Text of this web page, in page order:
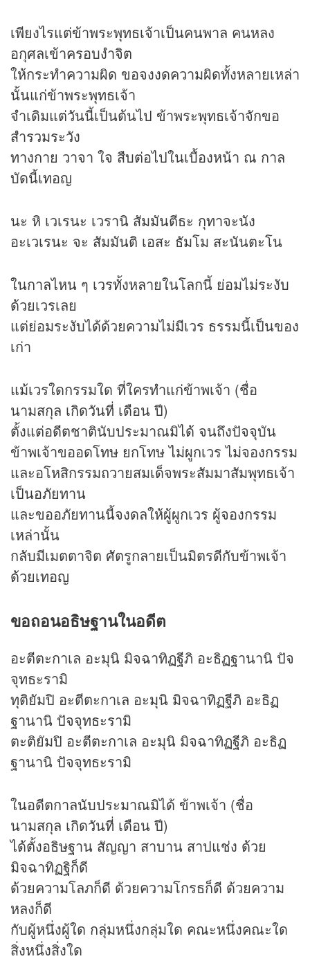
เพียงไรแต่ข้าพระพุทธเจ้าเป็นคนพาล คนหลง
อกุศลเข้าครอบงำจิต
ให้กระทำความผิด ขอจงงดความผิดทั้งหลายเหล่า
นั้นแก่ข้าพระพุทธเจ้า
จำเดิมแต่วันนี้เป็นต้นไป ข้าพระพุทธเจ้าจักขอ
สำรวมระวัง
ทางกาย วาจา ใจ สืบต่อไปในเบื้องหน้า ณ กาล
บัดนี้เทอญ
นะ หิ เวเรนะ เวรานิ สัมมันตีธะ กุทาจะนัง
อะเวเรนะ จะ สัมมันติ เอสะ ธัมโม สะนันตะโน
ในกาลไหน ๆ เวรทั้งหลายในโลกนี้ ย่อมไม่ระงับ
ด้วยเวรเลย
แต่ย่อมระงับได้ด้วยความไม่มีเวร ธรรมนี้เป็นของ
เก่า
แม้เวรใดกรรมใด ที่ใครทำแก่ข้าพเจ้า (ชื่อ
นามสกุล เกิดวันที่ เดือน ปี)
ตั้งแต่อดีตชาตินับประมาณมิได้ จนถึงปัจจุบัน
ข้าพเจ้าขออดโทษ ยกโทษ ไม่ผูกเวร ไม่จองกรรม
และอโหสิกรรมถวายสมเด็จพระสัมมาสัมพุทธเจ้า
เป็นอภัยทาน
และขออภัยทานนี้จงดลให้ผู้ผูกเวร ผู้จองกรรม
เหล่านั้น
กลับมีเมตตาจิต ศัตรูกลายเป็นมิตรดีกับข้าพเจ้า
ด้วยเทอญ
ขอถอนอธิษฐานในอดีต
อะตีตะกาเล อะมุนิ มิจฉาทิฏฐีภิ อะธิฏฐานานิ ปัจ
จุทธะรามิ
ทุติยัมปิ อะตีตะกาเล อะมุนิ มิจฉาทิฏฐีภิ อะธิฏ
ฐานานิ ปัจจุทธะรามิ
ตะติยัมปิ อะตีตะกาเล อะมุนิ มิจฉาทิฏฐีภิ อะธิฏ
ฐานานิ ปัจจุทธะรามิ
ในอดีตกาลนับประมาณมิได้ ข้าพเจ้า (ชื่อ
นามสกุล เกิดวันที่ เดือน ปี)
ได้ตั้งอธิษฐาน สัญญา สาบาน สาปแช่ง ด้วย
มิจฉาทิฏฐิก็ดี
ด้วยความโลภก็ดี ด้วยความโกรธก็ดี ด้วยความ
หลงก็ดี
กับผู้หนึ่งผู้ใด กลุ่มหนึ่งกลุ่มใด คณะหนึ่งคณะใด
สิ่งหนึ่งสิ่งใด